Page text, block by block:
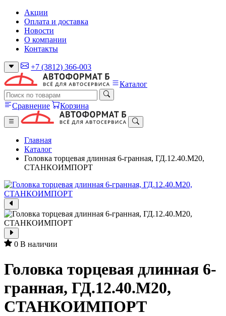
Акции
Оплата и доставка
Новости
О компании
Контакты
+7 (3812) 366-003
Каталог
Сравнение Корзина
Главная
Каталог
Головка торцевая длинная 6-гранная, ГД.12.40.М20,
СТАНКОИМПОРТ
0 В наличии
Головка торцевая длинная 6-
гранная, ГД.12.40.М20,
СТАНКОИМПОРТ